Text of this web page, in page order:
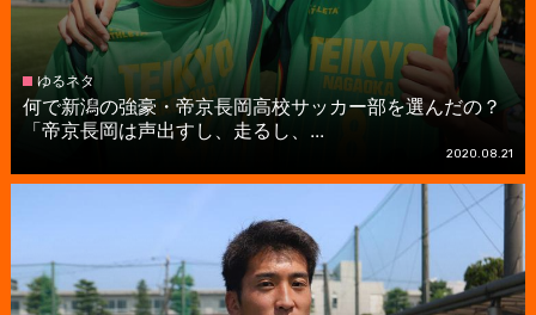
ゆるネタ
何で新潟の強豪・帝京長岡高校サッカー部を選んだの？
「帝京長岡は声出すし、走るし、...
2020.08.21